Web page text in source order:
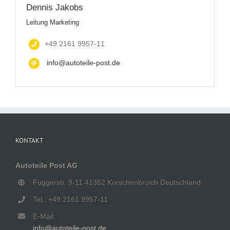
Dennis Jakobs
Leitung Marketing
+49 2161 9957-11
info@autoteile-post.de
KONTAKT
Autoteile Post AG
Fuggerstr. 9-11 41352 Korschenbroich Deutschland
Tel.: +49 2161 9957-11
E-Mail:
info@autoteile-post.de